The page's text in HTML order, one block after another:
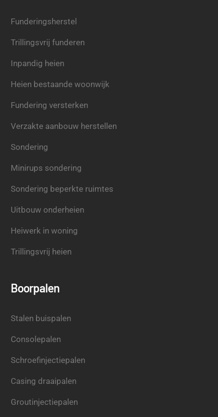
Funderingsherstel
Trillingsvrij funderen
Inpandig heien
Heien bestaande woonwijk
Fundering versterken
Verzakte aanbouw herstellen
Sondering
Minirups sondering
Sondering beperkte ruimtes
Uitbouw onderheien
Heiwerk in woning
Trillingsvrij heien
Boorpalen
Stalen buispalen
Consolepalen
Schroefinjectiepalen
Casing draaipalen
Groutinjectiepalen